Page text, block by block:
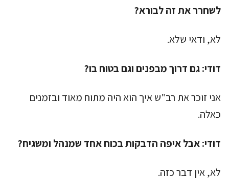
לשחרר את זה לבורא?
לא, ודאי שלא.
דודי:גם דרוך מבפנים וגם בטוח בו?
אני זוכר את רב"ש איך הוא היה מתוח מאוד ובזמנים
כאלה.
דודי:אבל איפה הדבקות בכוח אחד שמנהל ומשגיח?
לא, אין דבר כזה.